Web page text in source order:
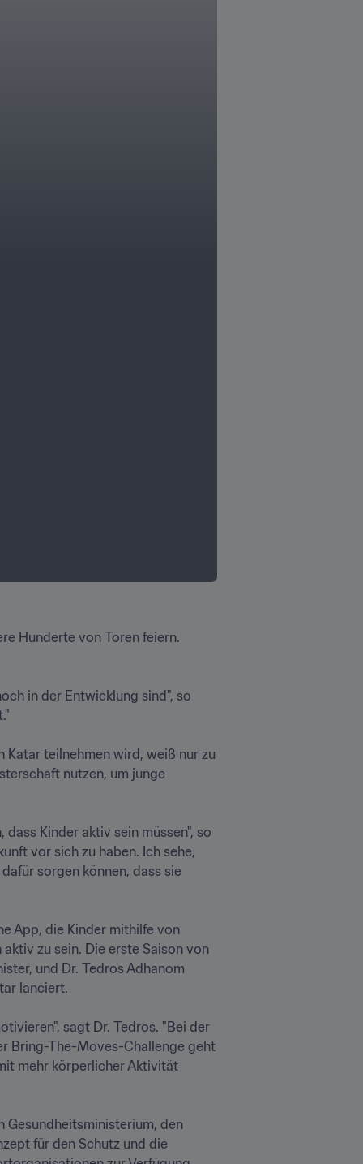
Hunderte von Toren feiern.
in der Entwicklung sind", so
teilnehmen wird, weiß nur zu
nutzen, um junge
Kinder aktiv sein müssen", so
vor sich zu haben. Ich sehe,
sorgen können, dass sie
App, die Kinder mithilfe von
zu sein. Die erste Saison von
und Dr. Tedros Adhanom
lanciert.
sagt Dr. Tedros. "Bei der
Bring-The-Moves-Challenge geht
mehr körperlicher Aktivität
Gesundheitsministerium, den
für den Schutz und die